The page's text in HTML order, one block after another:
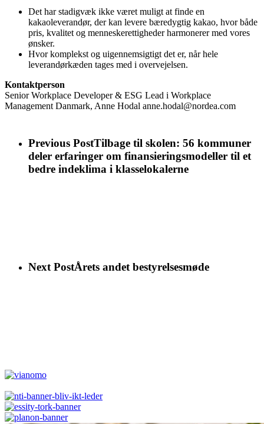
Det har stadigvæk ikke været muligt at finde en
kakaoleverandør, der kan levere bæredygtig kakao, hvor både
pris, kvalitet og menneskerettigheder harmonerer med vores
ønsker.
Hvor komplekst og uigennemsigtigt det er, når hele
leverandørkæden tages med i overvejelsen.
Kontaktperson
Senior Workplace Developer & ESG Lead i Workplace
Management Danmark, Anne Hodal anne.hodal@nordea.com
Previous PostTilbage til skolen: 56 kommuner
deler erfaringer om finansieringsmodeller til et
bedre indeklima i klasselokalerne
Next PostÅrets andet bestyrelsesmøde